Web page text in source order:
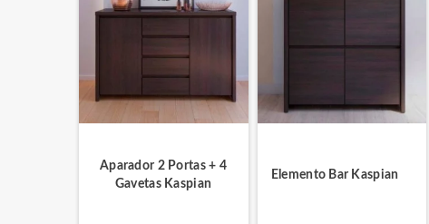
Aparador 2 Portas + 4
Gavetas Kaspian
Elemento Bar Kaspian